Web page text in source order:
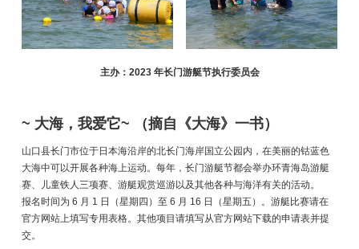
主办：2023 年长门游艇节执行委员会
~ 大海，我爱它~ （摘自《大海》一书）
山口县长门市位于日本海沿岸的北长门海岸国立公园内，在美丽的钴蓝色
大海中可以开展各种海上运动。每年，长门游艇节都会举办环青海岛游艇
赛、儿童铁人三项赛、游艇观赏巡游以及其他各种与海洋有关的活动。
报名时间为 6 月 1 日（星期四）至 6 月 16 日（星期五）。游艇比赛请在
官方网站上填写专用表格。其他项目请填写从官方网站下载的申请表并提
交。